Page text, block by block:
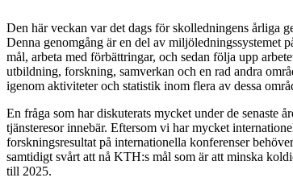
Den här veckan var det dags för skolledningens årliga
Denna genomgång är en del av miljöledningssystemet
mål, arbeta med förbättringar, och sedan följa upp
utbildning, forskning, samverkan och en rad andra
igenom aktiviteter och statistik inom flera av dessa
En fråga som har diskuterats mycket under de senaste
tjänsteresor innebär. Eftersom vi har mycket
forskningsresultat på internationella konferenser
samtidigt svårt att nå KTH:s mål som är att minska
till 2025.